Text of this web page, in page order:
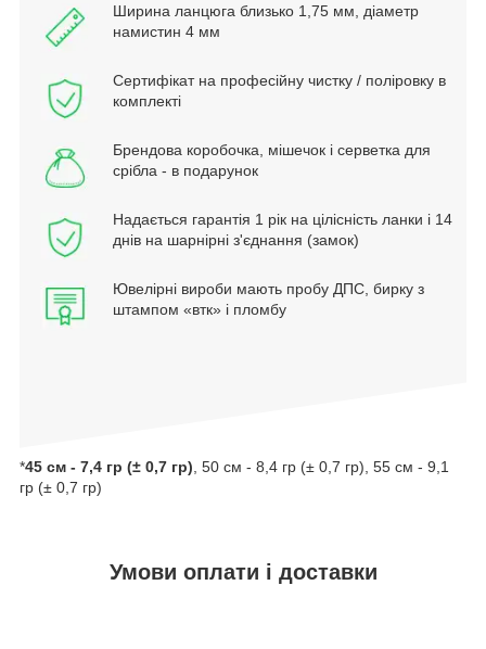
Ширина ланцюга близько 1,75 мм, діаметр
намистин 4 мм
Сертифікат на професійну чистку / поліровку в
комплекті
Брендова коробочка, мішечок і серветка для
срібла - в подарунок
Надається гарантія 1 рік на цілісність ланки і 14
днів на шарнірні з'єднання (замок)
Ювелірні вироби мають пробу ДПС, бирку з
штампом «втк» і пломбу
*45 см - 7,4 гр (± 0,7 гр) , 50 см - 8,4 гр (± 0,7 гр), 55 см - 9,1
гр (± 0,7 гр)
Умови оплати і доставки